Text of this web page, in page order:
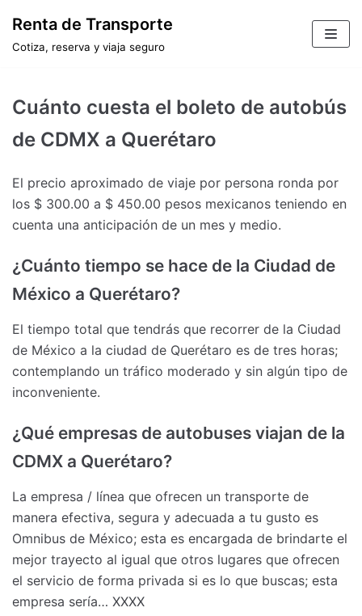
Saltar
al
Renta de Transporte
Cotiza, reserva y viaja seguro
Cuánto cuesta el boleto de autobús
de CDMX a Querétaro
El precio aproximado de viaje por persona ronda por
los $ 300.00 a $ 450.00 pesos mexicanos teniendo en
cuenta una anticipación de un mes y medio.
¿Cuánto tiempo se hace de la Ciudad de
México a Querétaro?
El tiempo total que tendrás que recorrer de la Ciudad
de México a la ciudad de Querétaro es de tres horas;
contemplando un tráfico moderado y sin algún tipo de
inconveniente.
¿Qué empresas de autobuses viajan de la
CDMX a Querétaro?
La empresa / línea que ofrecen un transporte de
manera efectiva, segura y adecuada a tu gusto es
Omnibus de México; esta es encargada de brindarte el
mejor trayecto al igual que otros lugares que ofrecen
el servicio de forma privada si es lo que buscas; esta
empresa sería… XXXX